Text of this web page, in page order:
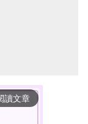
讀文章